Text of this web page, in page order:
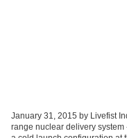
January 31, 2015 by Livefist
range nuclear delivery